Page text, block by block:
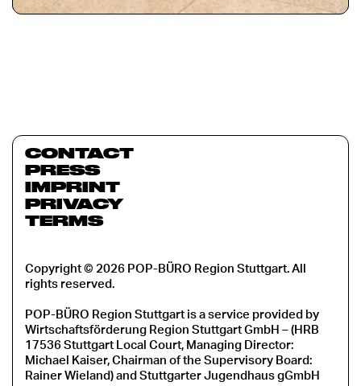
CONTACT
PRESS
IMPRINT
PRIVACY
TERMS
Copyright © 2026 POP-BÜRO Region Stuttgart. All
rights reserved.
POP-BÜRO Region Stuttgart is a service provided by
Wirtschaftsförderung Region Stuttgart GmbH – (HRB
17536 Stuttgart Local Court, Managing Director:
Michael Kaiser, Chairman of the Supervisory Board:
Rainer Wieland) and Stuttgarter Jugendhaus gGmbH